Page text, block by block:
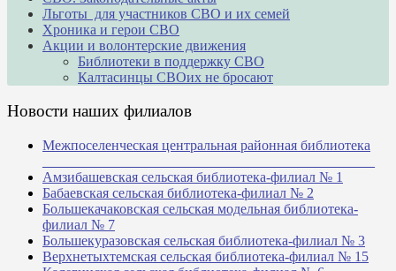
Льготы для участников СВО и их семей
Хроника и герои СВО
Акции и волонтерские движения
Библиотеки в поддержку СВО
Калтасинцы СВОих не бросают
Новости наших филиалов
Межпоселенческая центральная районная библиотека
Амзибашевская сельская библиотека-филиал № 1
Бабаевская сельская библиотека-филиал № 2
Большекачаковская сельская модельная библиотека-
филиал № 7
Большекуразовская сельская библиотека-филиал № 3
Верхнетыхтемская сельская библиотека-филиал № 15